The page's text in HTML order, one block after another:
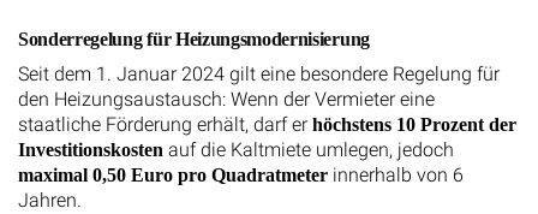
Sonderregelung für Heizungsmodernisierung
Seit dem 1. Januar 2024 gilt eine besondere Regelung für
den Heizungsaustausch: Wenn der Vermieter eine
staatliche Förderung erhält, darf er höchstens 10 Prozent der
Investitionskosten auf die Kaltmiete umlegen, jedoch
maximal 0,50 Euro pro Quadratmeter innerhalb von 6
Jahren.